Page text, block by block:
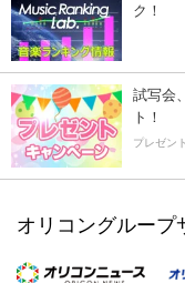
ク！
試写会
ト！
プレゼン
オリコングループ